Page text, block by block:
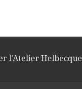
l'Atelier Helbecque